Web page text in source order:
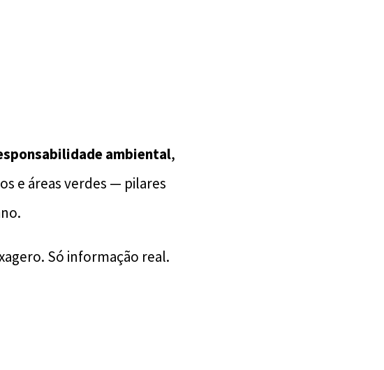
ambiental,
e áreas verdes — pilares
Só informação real.